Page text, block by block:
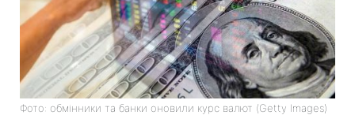
Фото: обмінники та банки оновили курс валют (Getty Images)